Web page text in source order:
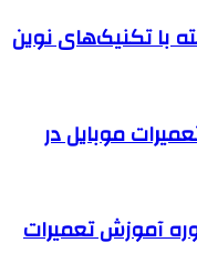
با تکنیک‌های نوین
موبایل در
آموزش تعمیرات